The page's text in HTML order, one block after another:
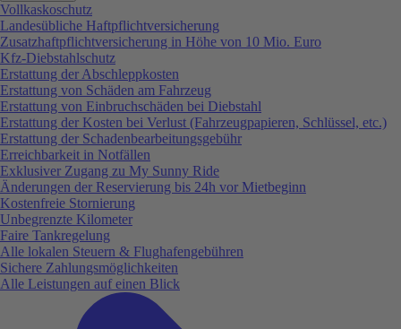
Vollkaskoschutz
Landesübliche Haftpflichtversicherung
Zusatzhaftpflichtversicherung in Höhe von 10 Mio. Euro
Kfz-Diebstahlschutz
Erstattung der Abschleppkosten
Erstattung von Schäden am Fahrzeug
Erstattung von Einbruchschäden bei Diebstahl
Erstattung der Kosten bei Verlust (Fahrzeugpapieren, Schlüssel, etc.)
Erstattung der Schadenbearbeitungsgebühr
Erreichbarkeit in Notfällen
Exklusiver Zugang zu My Sunny Ride
Änderungen der Reservierung bis 24h vor Mietbeginn
Kostenfreie Stornierung
Unbegrenzte Kilometer
Faire Tankregelung
Alle lokalen Steuern & Flughafengebühren
Sichere Zahlungsmöglichkeiten
Alle Leistungen auf einen Blick